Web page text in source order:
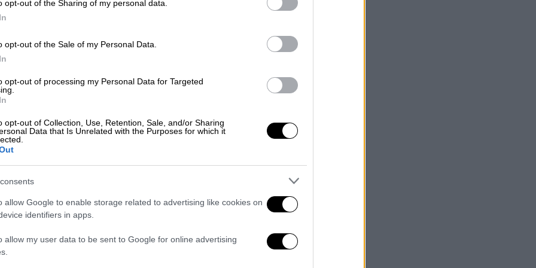
opt-out of the Sharing of my personal data.
opt-out of the Sale of my Personal Data.
opt-out of processing my Personal Data for Targeted
opt-out of Collection, Use, Retention, Sale, and/or Sharing
Data that Is Unrelated with the Purposes for which it
allow Google to enable storage related to advertising like cookies on
identifiers in apps.
allow my user data to be sent to Google for online advertising
Βαβούρα: Το θρυλικό κόμικ
προκαλούσε κύματα γέλιου σε μια
Lifestyle |07.02.2025 10:15
Επιστρέφει το Playboy με τη Λόρι